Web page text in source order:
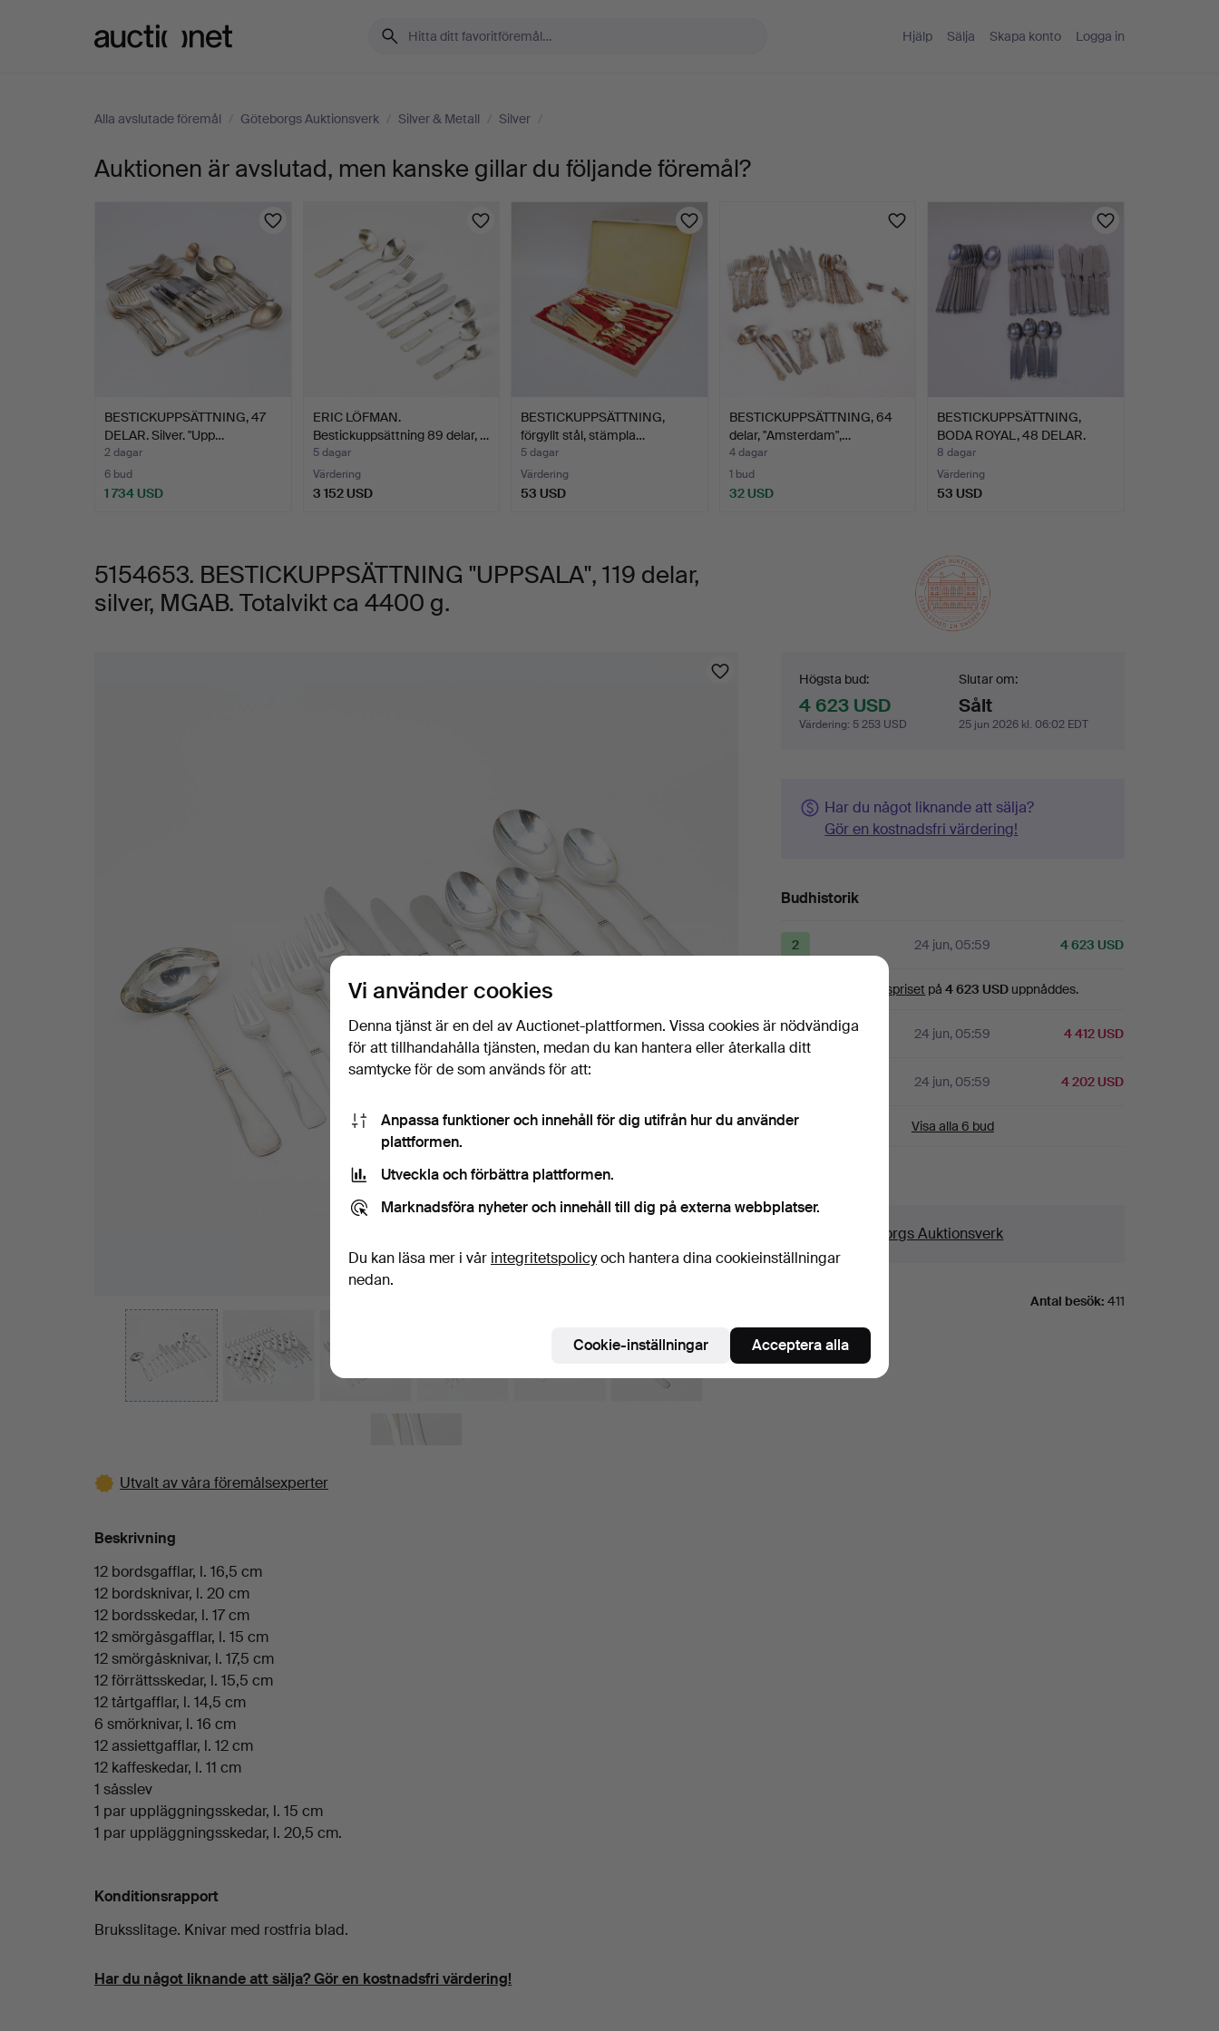
Hjälp Sälja Skapa konto Logga in
Alla avslutade föremål / Göteborgs Auktionsverk / Silver & Metall / Silver /
BESTICKUPPSÄTTNING
119
delar,
silver,
Totalvikt
ca
g.
Auktionen är avslutad, men kanske gillar du följande föremål?
BESTICKUPPSÄTTNING, 47
DELAR. Silver. "Upp…
2 dagar
6 bud
1 734 USD
ERIC LÖFMAN.
Bestickuppsättning 89 delar, …
5 dagar
Värdering
3 152 USD
BESTICKUPPSÄTTNING,
förgyllt stål, stämpla…
5 dagar
Värdering
53 USD
BESTICKUPPSÄTTNING, 64
delar, "Amsterdam",…
4 dagar
1 bud
32 USD
BESTICKUPPSÄTTNING,
BODA ROYAL, 48 DELAR.
8 dagar
Värdering
53 USD
5154653. BESTICKUPPSÄTTNING "UPPSALA", 119 delar,
silver, MGAB. Totalvikt ca 4400 g.
Utvalt av våra föremålsexperter
Beskrivning
12 bordsgafflar, l. 16,5 cm
12 bordsknivar, l. 20 cm
12 bordsskedar, l. 17 cm
12 smörgåsgafflar, l. 15 cm
12 smörgåsknivar, l. 17,5 cm
12 förrättsskedar, l. 15,5 cm
12 tårtgafflar, l. 14,5 cm
6 smörknivar, l. 16 cm
12 assiettgafflar, l. 12 cm
12 kaffeskedar, l. 11 cm
1 såsslev
1 par uppläggningsskedar, l. 15 cm
1 par uppläggningsskedar, l. 20,5 cm.
Konditionsrapport
Bruksslitage. Knivar med rostfria blad.
Har du något liknande att sälja? Gör en kostnadsfri värdering!
Budgivning
Högsta bud:
4 623 USD
Värdering: 5 253 USD
Slutar om:
Sålt
25 jun 2026 kl. 06:02 EDT
Har du något liknande att sälja?
Gör en kostnadsfri värdering!
Budhistorik
2 24 jun, 05:59 4 623 USD
Bevakningspriset på4 623 USD uppnåddes.
2 24 jun, 05:59 4 412 USD
24 jun, 05:59 4 202 USD
Visa alla 6 bud
Göteborgs Auktionsverk
Antal besök: 411
Vi använder cookies
Denna tjänst är en del av Auctionet-plattformen. Vissa cookies är nödvändiga
för att tillhandahålla tjänsten, medan du kan hantera eller återkalla ditt
samtycke för de som används för att:
Anpassa funktioner och innehåll för dig utifrån hur du använder
plattformen.
Utveckla och förbättra plattformen.
Marknadsföra nyheter och innehåll till dig på externa webbplatser.
Du kan läsa mer i vår integritetspolicyoch hantera dina cookieinställningar
nedan.
Cookie-inställningar Acceptera alla